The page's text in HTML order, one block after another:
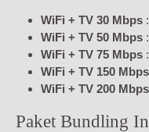
WiFi + TV 30 Mbps
WiFi + TV 50 Mbps
WiFi + TV 75 Mbps
WiFi + TV 150 Mbps
WiFi + TV 200 Mbps
Paket Bundling